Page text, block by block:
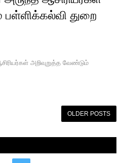
பள்ளிக்கல்வி துறை
அறிவுறுத்த வேண்டும்
OLDER POSTS